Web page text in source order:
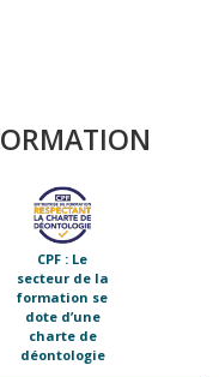
CPF : Le
secteur de la
formation se
dote d’une
charte de
déontologie